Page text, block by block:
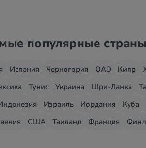
популярные страны
Испания Черногория ОАЭ Кипр
Тунис Украина Шри-Ланка
Израиль Иордания Куба
США Таиланд Франция